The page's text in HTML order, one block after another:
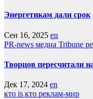
Энергетикам дали срок
Сен 16, 2025 en
PR-news медиа Tribune
Творцов пересчитали
Дек 17, 2024 en
кто is кто реклам-мир